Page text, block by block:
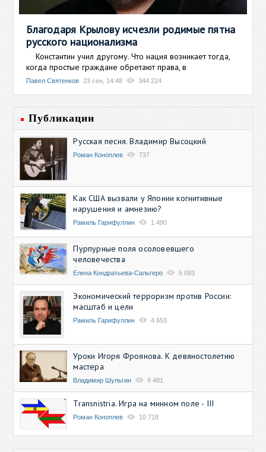
Благодаря Крылову исчезли родимые пятна
русского национализма
Константин учил другому. Что нация возникает тогда,
когда простые граждане обретают права, в
Павел Святенков 23 сен, 14:48 344 224
Публикации
Русская песня. Владимир Высоцкий
Роман Коноплев 737
Как США вызвали у Японии когнитивные
нарушения и амнезию?
Рамиль Гарифуллин 1 490
Пурпурные поля осоловевшего
человечества
Елена Кондратьева-Сальгеро 5 093
Экономический терроризм против России:
масштаб и цели
Рамиль Гарифуллин 4 653
Уроки Игоря Фроянова. К девяностолетию
мастера
Владимир Шульгин 9 481
Transnistria. Игра на минном поле - III
Роман Коноплев 10 718